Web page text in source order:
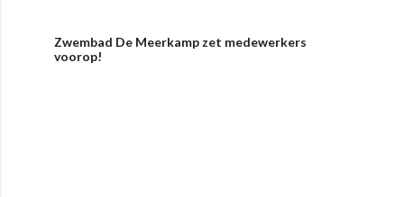
Zwembad De Meerkamp zet medewerkers
voorop!